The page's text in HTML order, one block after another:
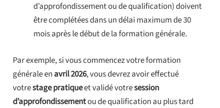
d’approfondissement ou de qualification) doivent
être complétées dans un délai maximum de 30
mois après le début de la formation générale.
Par exemple, si vous commencez votre formation
générale enavril 2026, vous devrez avoir effectué
votrestage pratiqueet validé votresession
d’approfondissementou de qualification au plus tard